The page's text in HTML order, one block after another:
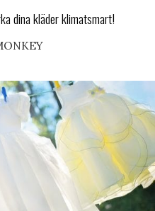
dina kläder klimatsmart!